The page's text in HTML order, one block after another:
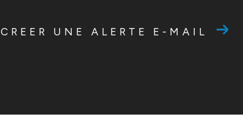
CREER UNE ALERTE E-MAIL